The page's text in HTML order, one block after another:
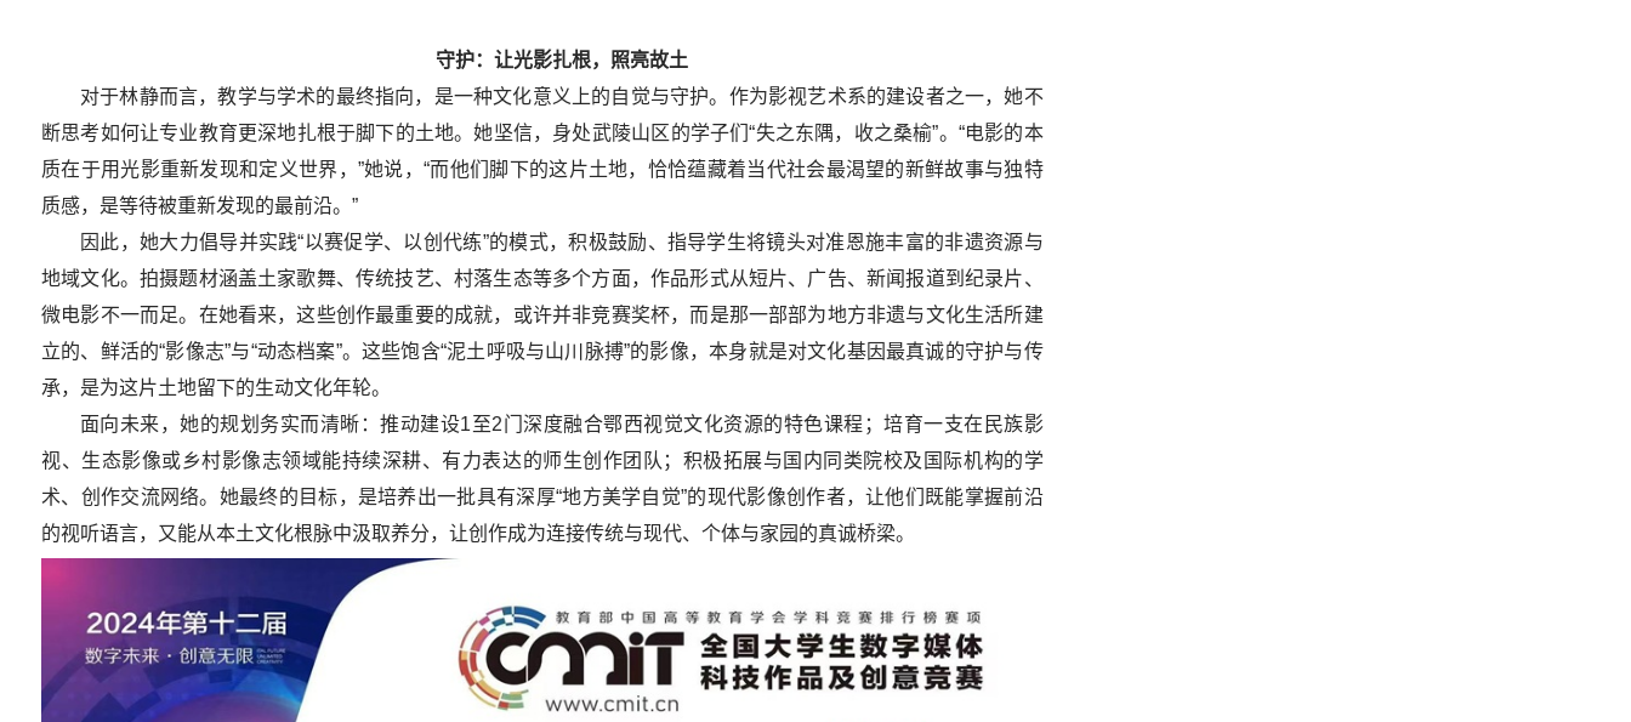
守护：让光影扎根，照亮故土
对于林静而言，教学与学术的最终指向，是一种文化意义上的自觉与守护。作为影视艺术系的建设者之一，她不
断思考如何让专业教育更深地扎根于脚下的土地。她坚信，身处武陵山区的学子们“失之东隅，收之桑榆”。“电影的本
质在于用光影重新发现和定义世界，”她说，“而他们脚下的这片土地，恰恰蕴藏着当代社会最渴望的新鲜故事与独特
质感，是等待被重新发现的最前沿。”
因此，她大力倡导并实践“以赛促学、以创代练”的模式，积极鼓励、指导学生将镜头对准恩施丰富的非遗资源与
地域文化。拍摄题材涵盖土家歌舞、传统技艺、村落生态等多个方面，作品形式从短片、广告、新闻报道到纪录片、
微电影不一而足。在她看来，这些创作最重要的成就，或许并非竞赛奖杯，而是那一部部为地方非遗与文化生活所建
立的、鲜活的“影像志”与“动态档案”。这些饱含“泥土呼吸与山川脉搏”的影像，本身就是对文化基因最真诚的守护与传
承，是为这片土地留下的生动文化年轮。
面向未来，她的规划务实而清晰：推动建设1至2门深度融合鄂西视觉文化资源的特色课程；培育一支在民族影
视、生态影像或乡村影像志领域能持续深耕、有力表达的师生创作团队；积极拓展与国内同类院校及国际机构的学
术、创作交流网络。她最终的目标，是培养出一批具有深厚“地方美学自觉”的现代影像创作者，让他们既能掌握前沿
的视听语言，又能从本土文化根脉中汲取养分，让创作成为连接传统与现代、个体与家园的真诚桥梁。